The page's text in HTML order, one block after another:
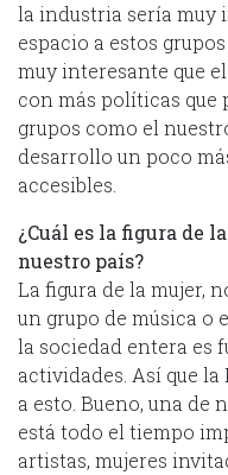
la industria sería muy
espacio a estos
muy interesante que
con más políticas que
grupos como el
desarrollo un poco
accesibles.
¿Cuál es la figura de
nuestro país?
La figura de la mujer,
un grupo de música o
la sociedad entera es
actividades. Así que
a esto. Bueno, una de
está todo el tiempo
artistas, mujeres